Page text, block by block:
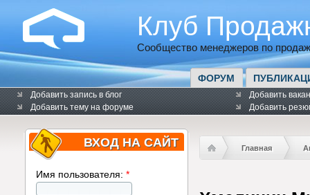
Клуб
Сообщество менеджеров по
ФОРУМ
Добавить запись в блог
Добавить тему на форуме
Добавить
Добавить
ВХОД НА САЙТ
Имя пользователя: *
Главная